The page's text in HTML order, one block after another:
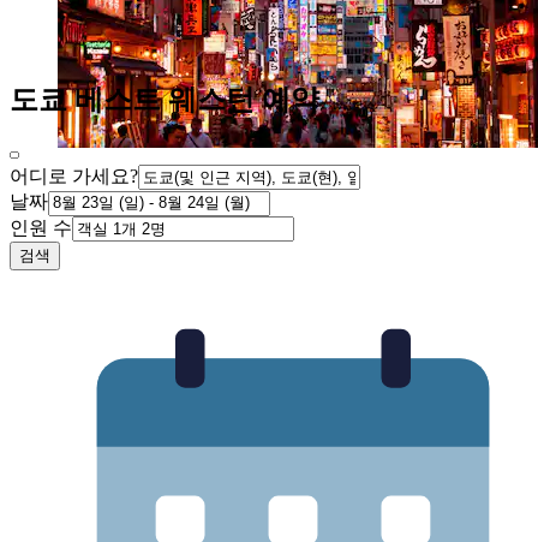
도쿄 베스트 웨스턴 예약
어디로 가세요?
날짜
인원 수
검색